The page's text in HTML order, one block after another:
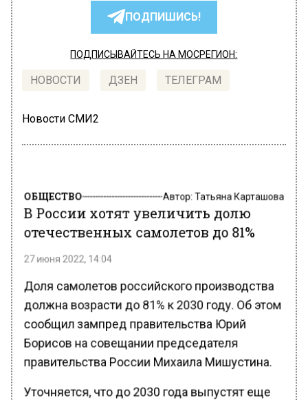
ПОДПИШИСЬ!
ПОДПИСЫВАЙТЕСЬ НА МОСРЕГИОН:
НОВОСТИ ДЗЕН ТЕЛЕГРАМ
Новости СМИ2
ОБЩЕСТВО Автор:Татьяна Карташова
В России хотят увеличить долю
отечественных самолетов до 81%
27 июня 2022, 14:04
Доля самолетов российского производства
должна возрасти до 81% к 2030 году. Об этом
сообщил зампред правительства Юрий
Борисов на совещании председателя
правительства России Михаила Мишустина.
Уточняется, что до 2030 года выпустят еще